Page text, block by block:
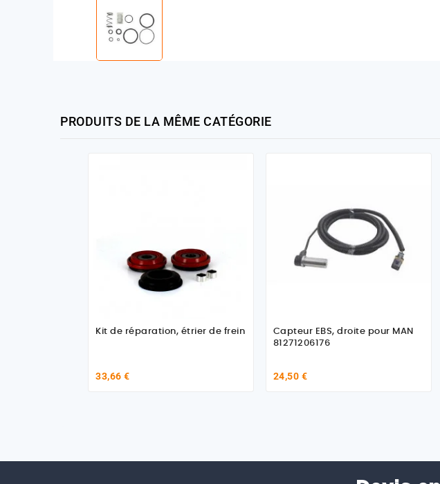
PRODUITS DE LA MÊME CATÉGORIE
Kit de réparation, étrier de frein
33,66 €
Capteur EBS, droite pour MAN
81271206176
24,50 €